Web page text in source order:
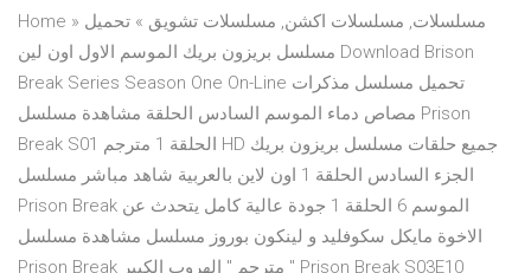
Home » مسلسلات, مسلسلات اكشن, مسلسلات تشويق » تحميل
مسلسل بريزون بريك الموسم الاول اون لين Download Brison
Break Series Season One On-Line تحميل مسلسل مذكرات
مصاص دماء الموسم السادس الحلقة مشاهدة مسلسل Prison
Break S01 الحلقة 1 مترجم HD جميع حلقات مسلسل بريزون بريك
الجزء السادس الحلقة 1 اون لاين بالعربية شاهد مباشر مسلسل
Prison Break الموسم 6 الحلقة 1 جودة عالية كامل يتحدث عن
الاخوة مايكل سكوفليد و لينكون بوروز مسلسل مشاهدة مسلسل
Prison Break مترجم " الهروب الكبير " Prison Break S03E10